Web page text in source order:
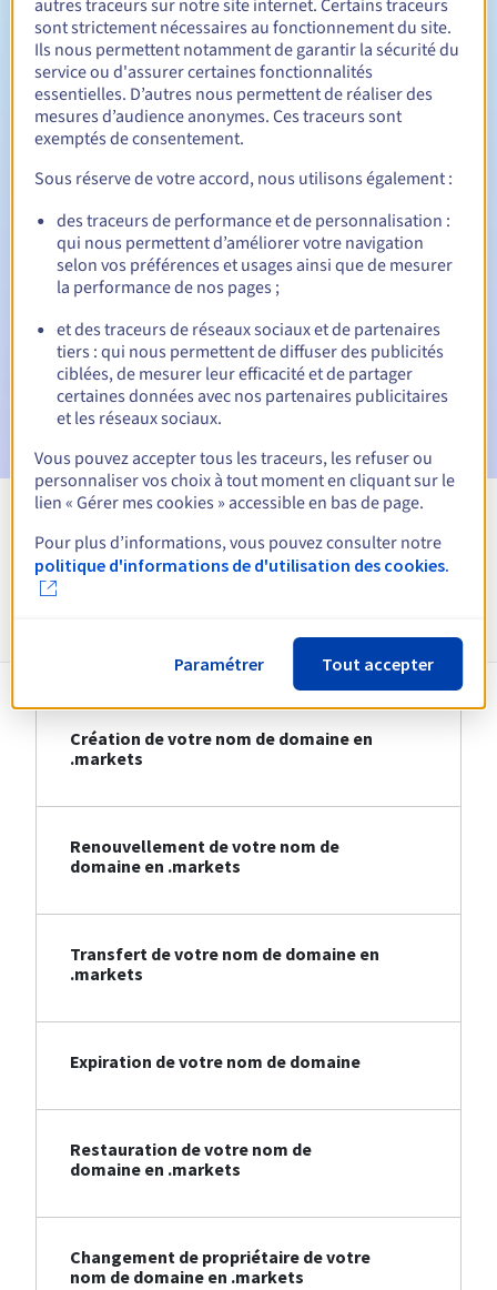
Durée de renouvellement Entre 1 et 10 ans
Période de rédemption
Notifications automatiques :
E-mails d'avertissement : 60, 30, 15, 7 et 3 jours avant la
date d'échéance
E-mail le jour de l'expirationpour notification de la
suspension du nom de domaine
E-mail après la période de grâce de rédemptionpour
notification de la suppression du nom de domaine
Voir toutes les extensions
Création de votre nom de domaine en
.markets
Renouvellement de votre nom de
domaine en .markets
Transfert de votre nom de domaine en
.markets
Expiration de votre nom de domaine
Restauration de votre nom de
domaine en .markets
Changement de propriétaire de votre
nom de domaine en .markets
autres traceurs sur notre site internet. Certains traceurs
sont strictement nécessaires au fonctionnement du site.
Ils nous permettent notamment de garantir la sécurité du
service ou d'assurer certaines fonctionnalités
essentielles. D’autres nous permettent de réaliser des
mesures d’audience anonymes. Ces traceurs sont
exemptés de consentement.
Sous réserve de votre accord, nous utilisons également :
des traceurs de performance et de personnalisation :
qui nous permettent d’améliorer votre navigation
selon vos préférences et usages ainsi que de mesurer
la performance de nos pages ;
et des traceurs de réseaux sociaux et de partenaires
tiers : qui nous permettent de diffuser des publicités
ciblées, de mesurer leur efficacité et de partager
certaines données avec nos partenaires publicitaires
et les réseaux sociaux.
Vous pouvez accepter tous les traceurs, les refuser ou
personnaliser vos choix à tout moment en cliquant sur le
lien « Gérer mes cookies » accessible en bas de page.
Pour plus d’informations, vous pouvez consulter notre
politique d'informations de d'utilisation des cookies.
Paramétrer Tout accepter